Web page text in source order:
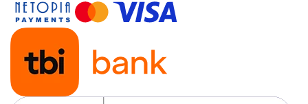
Roti de lustruit
Standuri pentru ferăstraie cu
bandă
Standuri pentru mașini de găurit și
frezat
Standuri pentru mașini de șlefuit